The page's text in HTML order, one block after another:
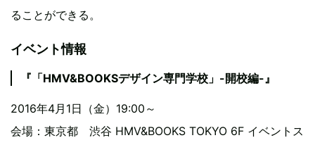
ることができる。
イベント情報
『「HMV&BOOKSデザイン専門学校」-開校編-』
2016年4月1日（金）19:00～
会場：東京都 渋谷 HMV&BOOKS TOKYO 6F イベントス